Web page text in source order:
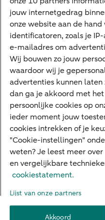
Cyber Veilig & Zeker
Private Banking
Interessant
Sectoren & trends
Ondernemersverhalen
Valutacentrum
Alles over PSD2
Business Community
Over ABN AMRO
Toegankelijkheid
Privacy
jouw internetgedrag
onze website aan de hand
identificatoren, zoals je
e-mailadres om
Wij bouwen zo jouw
waardoor wij je
advertenties kunnen
dan ga je akkoord met
persoonlijke cookies op
ieder moment jouw
cookies intrekken of je
"Cookie-instellingen"
weten? Je leest meer
en vergelijkbare
cookiestatement.
Lijst van onze partners
Akkoord